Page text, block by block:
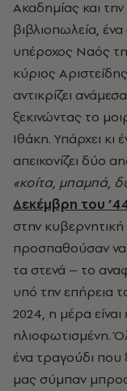
Ακαδημίας και
βιβλιοπωλεία,
υπέροχος Ναός
κύριος
αντικρίζει
ξεκινώντας το
Ιθάκη. Υπάρχει
απεικονίζει δύο
«κοίτα, μπαμπά,
Δεκέμβρη του
στην κυβερνητική
προσπαθούσαν
τα στενά – το
υπό την επήρεια
2024, η μέρα
ηλιοφωτισμένη.
ένα τραγούδι που
μας σύμπαν